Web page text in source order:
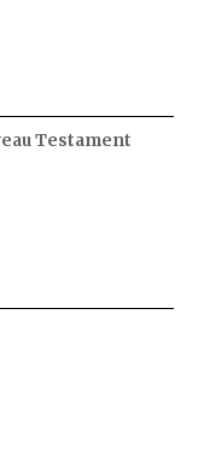
Testament